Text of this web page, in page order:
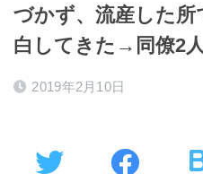
づかず、流産した
白してきた→同僚2
2019年2月10日